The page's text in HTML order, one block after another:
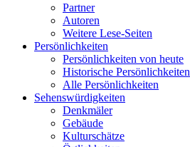
Partner
Autoren
Weitere Lese-Seiten
Persönlichkeiten
Persönlichkeiten von heute
Historische Persönlichkeiten
Alle Persönlichkeiten
Sehenswürdigkeiten
Denkmäler
Gebäude
Kulturschätze